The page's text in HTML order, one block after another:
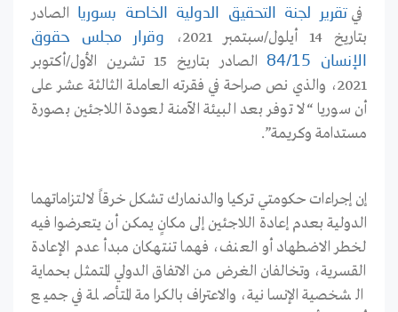
فيتقرير لجنة التحقيق الدولية الخاصة بسوريا
الصادر
بتاريخ 14 أيلول/سبتمبر 2021،
وقرار مجلس
حقوق
الإنسان
الصادر بتاريخ 15 تشرين الأول/أكتوبر
2021، والذي نص صراحة في فقرته العاملة الثالثة عشر على
أن سوريا “لا توفر بعد البيئة الآمنة لعودة اللاجئين بصورة
مستدامة وكريمة”.
إن إجراءات حكومتي تركيا والدنمارك تشكل خرقاً لالتزاماتهما
الدولية بعدم إعادة اللاجئين إلى مكانٍ يمكن أن يتعرضوا فيه
لخطر الاضطهاد أو العنف، فهما تنتهكان مبدأ عدم الإعادة
القسرية، وتخالفان الغرض من الاتفاق الدولي المتمثل بحماية
الشخصية الإنسانية، والاعتراف بالكرامة المتأصلة في جميع